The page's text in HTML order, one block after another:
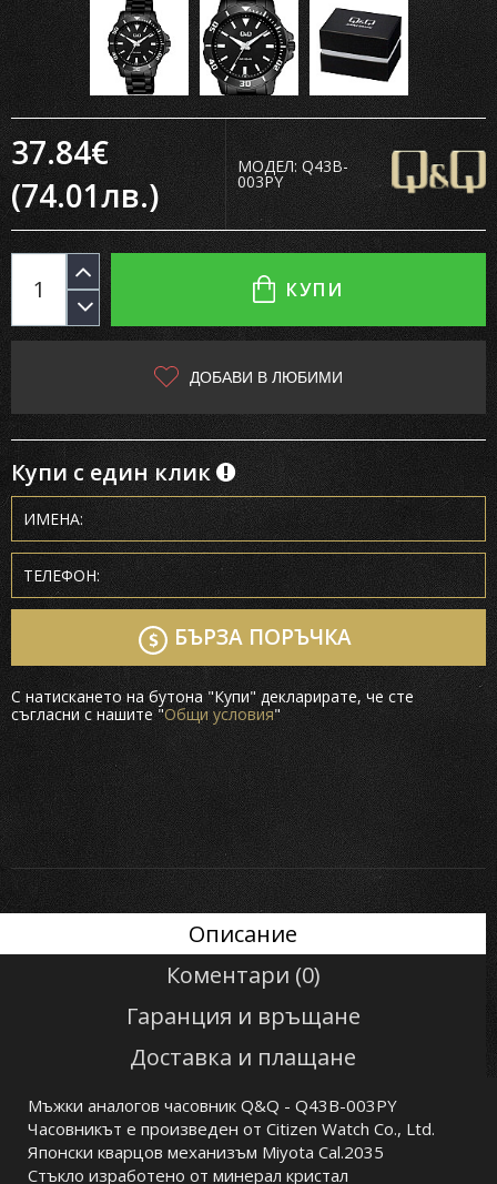
37.84€
(74.01лв.)
МОДЕЛ:Q43B-
003PY
КУПИ
ДОБАВИ В ЛЮБИМИ
Купи с един клик
БЪРЗА ПОРЪЧКА
С натискането на бутона "Купи" декларирате, че сте
съгласни с нашите "Общи условия"
Описание
Коментари (0)
Гаранция и връщане
Доставка и плащане
Мъжки аналогов часовник Q&Q - Q43B-003PY
Часовникът е произведен от Citizen Watch Co., Ltd.
Японски кварцов механизъм Miyota Cal.2035
Стъкло изработено от минерал кристал